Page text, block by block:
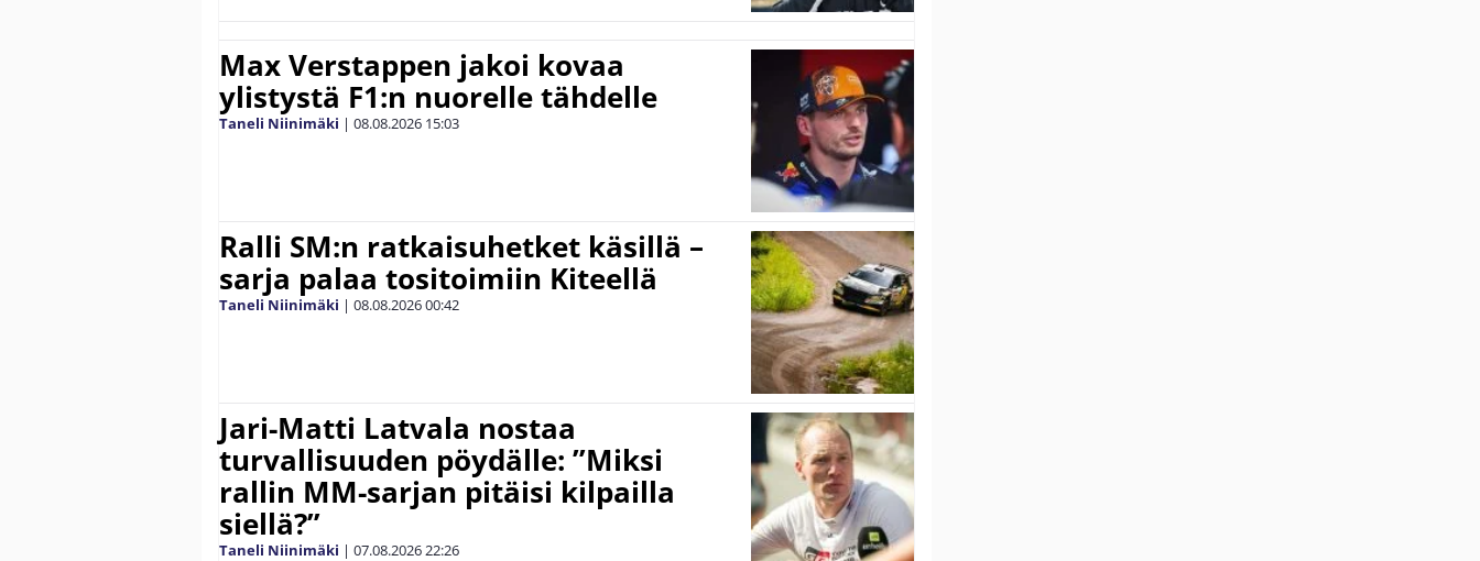
Max Verstappen jakoi kovaa
ylistystä F1:n nuorelle tähdelle
Taneli Niinimäki | 08.08.2026 15:03
Ralli SM:n ratkaisuhetket käsillä –
sarja palaa tositoimiin Kiteellä
Taneli Niinimäki | 08.08.202600:42
Jari-Matti Latvala nostaa
turvallisuuden pöydälle: ”Miksi
rallin MM-sarjan pitäisi kilpailla
siellä?”
Taneli Niinimäki | 07.08.202622:26